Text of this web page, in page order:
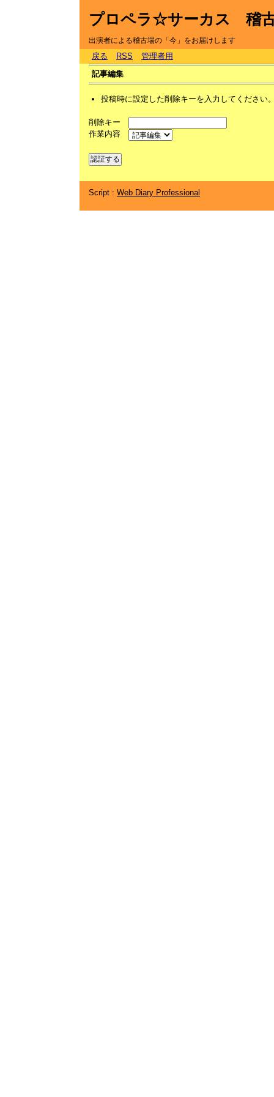
プロペラ☆サーカス 稽
出演者による稽古場の「今」をお届けします
戻る RSS
管理者用
記事編集
投稿時に設定した削除キーを入力してください
削除キー
作業内容
Script : Web Diary Professional